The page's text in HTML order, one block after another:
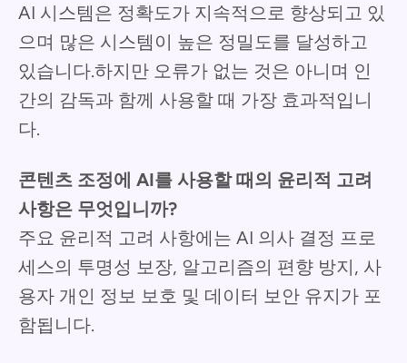
AI 시스템은 정확도가 지속적으로 향상되고 있
으며 많은 시스템이 높은 정밀도를 달성하고
있습니다.하지만 오류가 없는 것은 아니며 인
간의 감독과 함께 사용할 때 가장 효과적입니
다.
콘텐츠 조정에 AI를 사용할 때의 윤리적 고려
사항은 무엇입니까?
주요 윤리적 고려 사항에는 AI 의사 결정 프로
세스의 투명성 보장, 알고리즘의 편향 방지, 사
용자 개인 정보 보호 및 데이터 보안 유지가 포
함됩니다.